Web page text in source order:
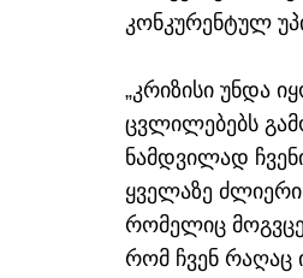
კონკურენტულ
„კრიზისი უნდა
ცვლილებებს
ნამდვილად
ყველაზე
რომელიც
რომ ჩვენ რაღაც